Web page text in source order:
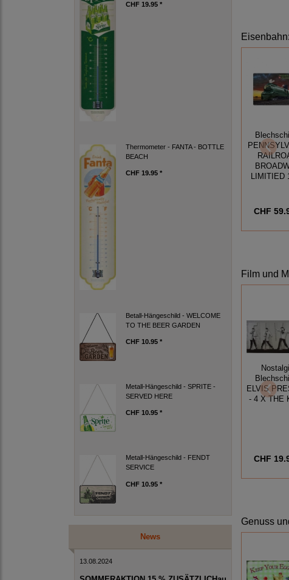
CHF 19.95 *
Thermometer - FANTA - BOTTLE
BEACH
CHF 19.95 *
Betall-Hängeschild - WELCOME
TO THE BEER GARDEN
CHF 10.95 *
Metall-Hängeschild - SPRITE -
SERVED HERE
CHF 10.95 *
Metall-Hängeschild - FENDT
SERVICE
CHF 10.95 *
News
13.08.2024
Eisenbahn:
LIMITIED
CHF
Film und
ELVIS
- 4 X THE
CHF
Genuss